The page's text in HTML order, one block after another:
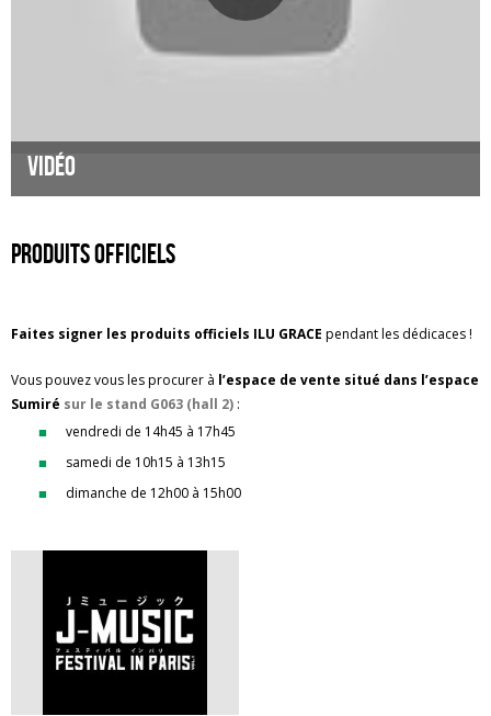
Vidéo
Produits officiels
Faites signer les produits officiels ILU GRACE pendant les dédicaces !
Vous pouvez vous les procurer à l’espace de vente situé dans l’espace
Sumiré sur le stand G063 (hall 2) :
vendredi de 14h45 à 17h45
samedi de 10h15 à 13h15
dimanche de 12h00 à 15h00